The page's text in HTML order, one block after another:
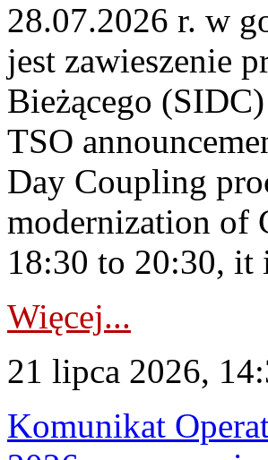
28.07.2026 r. w
jest zawieszenie
Bieżącego
TSO
Day Coupling
modernization of
18:30 to 20:30, it
Więcej...
21 lipca 2026,
Komunikat